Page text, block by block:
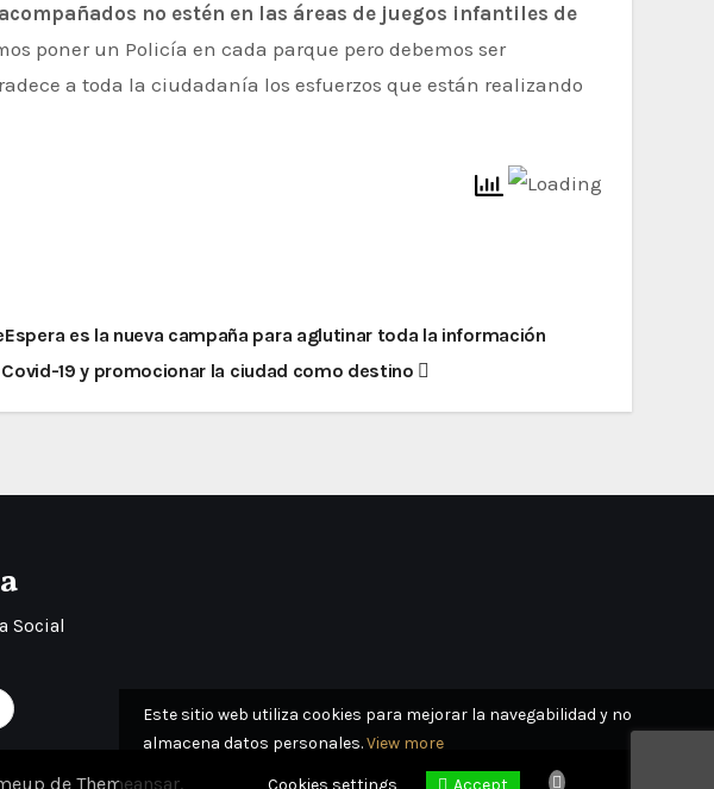
no estén en las áreas de juegos infantiles de
poner un Policía en cada parque pero debemos ser
a toda la ciudadanía los esfuerzos que están realizando
es la nueva campaña para aglutinar toda la información
19 y promocionar la ciudad como destino
Social
de Themeansar.
Este sitio web utiliza cookies para mejorar la navegabilidad y no
almacena datos personales.View more
Cookies settings Accept